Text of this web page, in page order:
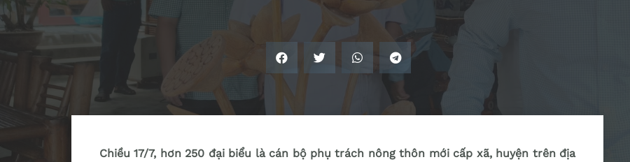
Chiều 17/7, hơn 250 đại biểu là cán bộ phụ trách nông thôn mới cấp xã, huyện trên địa